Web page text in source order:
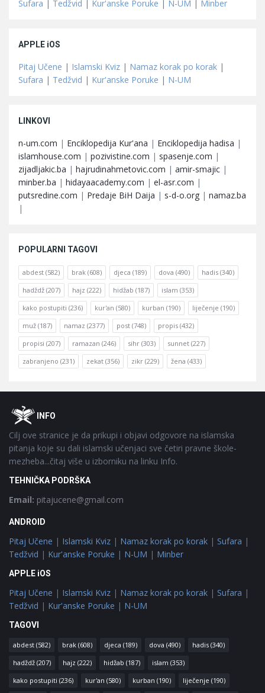
Sufara | Tedžvid | Kur'anske Poruke | N-UM | Minber
APPLE iOS
Pitaj Učene | Islamski Kviz | Namaz korak po korak |
Sufara | Tedžvid | Kur'anske Poruke | N-UM
LINKOVI
n-um.com | Enciklopedija Kur'ana | Enciklopedija hadisa |
islamhouse.com | pozivistine.com | spasenje.com |
zijadljakic.ba | hajrudinahmetovic.com | amir-smajic |
minber.ba | hidayaacademy.com | el-asr.com |
putsredine.com | Predaje BiH Daija | s-d-o.org | namaz.ba
|
POPULARNI TAGOVI
abdest (582) brak (608) djeca (189) dova (490) hadis (340)
hadždž (207) hajz (222) hidžab (187) islam (353)
kako postupiti (236) kur'an (580) kurban (190) liječenje (190)
muž (187) namaz (2377) post (748) propis (432)
propisi (207) ramazan (246) sihr (303) sunnet (227)
zabranjeno (231) zekat (356) zikr (229) žena (433)
FooterOINFO
Cilj ove stranice je da prikupi i objavi odgovore na islamska
pitanja koje su dali islamski učenjaci sve četiri pravne škole-
mezheba...čitaj više u izborniku na linku Info.
TEHNIČKA PODRŠKA
Email: pitajucene@gmail.com
ANDROID
Pitaj Učene | Islamski Kviz | Namaz korak po korak | Sufara |
Tedžvid | Kur'anske Poruke | N-UM | Minber
APPLE iOS
Pitaj Učene | Islamski Kviz | Namaz korak po korak | Sufara |
Tedžvid | Kur'anske Poruke | N-UM
TAGOVI
abdest (582) brak (608) djeca (189) dova (490) hadis (340)
hadždž (207) hajz (222) hidžab (187) islam (353)
kako postupiti (236) kur'an (580) kurban (190) liječenje (190)